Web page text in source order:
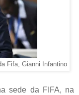
Fifa, Gianni Infantino
sede da FIFA, na